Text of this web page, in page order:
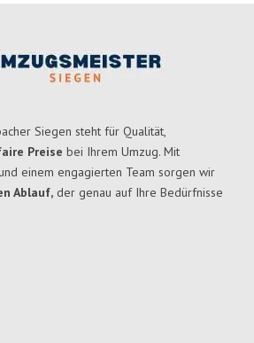
Siegen steht für Qualität,
Preise bei Ihrem Umzug. Mit
einem engagierten Team sorgen wir
Ablauf, der genau auf Ihre Bedürfnisse